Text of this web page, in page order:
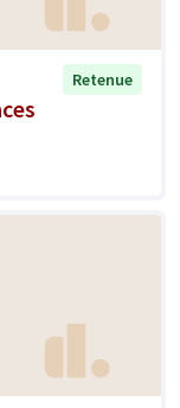
Retenue